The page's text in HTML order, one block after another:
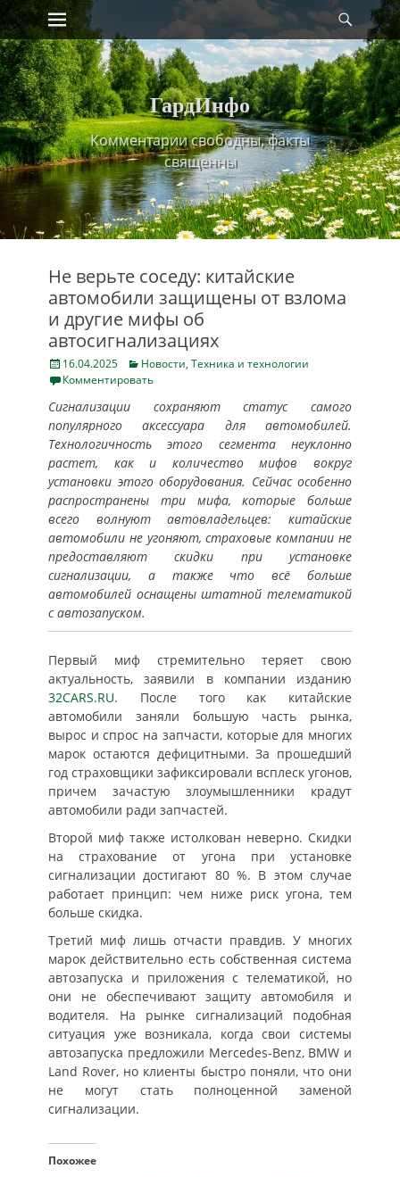
Skip
to
content
Primary Menu
ГардИнфо
Комментарии свободны, факты
священны
Не верьте соседу: китайские
автомобили защищены от взлома
и другие мифы об
автосигнализациях
Posted
on
16.04.2025 Categories
Новости, Техника и технологии
Комментировать
Сигнализации сохраняют статус самого
популярного аксессуара для автомобилей.
Технологичность этого сегмента неуклонно
растет, как и количество мифов вокруг
установки этого оборудования. Сейчас особенно
распространены три мифа, которые больше
всего волнуют автовладельцев: китайские
автомобили не угоняют, страховые компании не
предоставляют скидки при установке
сигнализации, а также что всё больше
автомобилей оснащены штатной телематикой
с автозапуском.
Первый миф стремительно теряет свою
актуальность, заявили в компании изданию
32CARS.RU. После того как китайские
автомобили заняли большую часть рынка,
вырос и спрос на запчасти, которые для многих
марок остаются дефицитными. За прошедший
год страховщики зафиксировали всплеск угонов,
причем зачастую злоумышленники крадут
автомобили ради запчастей.
Второй миф также истолкован неверно. Скидки
на страхование от угона при установке
сигнализации достигают 80 %. В этом случае
работает принцип: чем ниже риск угона, тем
больше скидка.
Третий миф лишь отчасти правдив. У многих
марок действительно есть собственная система
автозапуска и приложения с телематикой, но
они не обеспечивают защиту автомобиля и
водителя. На рынке сигнализаций подобная
ситуация уже возникала, когда свои системы
автозапуска предложили Mercedes-Benz, BMW и
Land Rover, но клиенты быстро поняли, что они
не могут стать полноценной заменой
сигнализации.
Похожее